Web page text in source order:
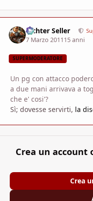
Richter Seller
7 Marzo 201115 anni
SUPERMODERATORE
Un pg con attacco
a due mani arrivava a
che e' cosi'?
Sì; dovesse servirti, la
Crea un account
Crea